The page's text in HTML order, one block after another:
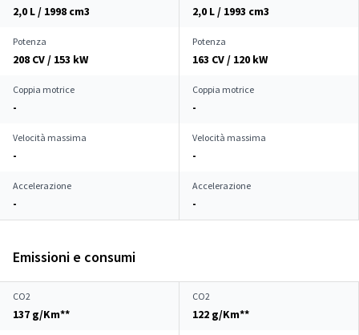
2,0 L / 1998 cm3 2,0 L / 1993 cm3
Potenza
208 CV / 153 kW
Potenza
163 CV / 120 kW
Coppia motrice
-
Coppia motrice
-
Velocità massima
-
Velocità massima
-
Accelerazione
-
Accelerazione
-
Emissioni e consumi
CO2
137 g/Km**
CO2
122 g/Km**